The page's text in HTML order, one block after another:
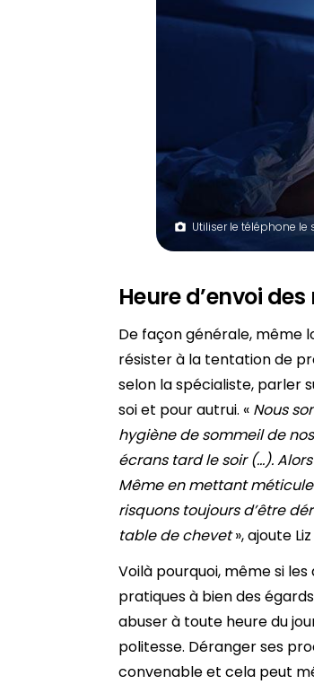
Utiliser le téléphone
Heure d’envoi
De façon générale, même
résister à la tentation de
selon la spécialiste, parler
soi et pour autrui. « Nous
hygiène de sommeil de
écrans tard le soir (…).
Même en mettant
risquons toujours d’être
table de chevet», ajoute
Voilà pourquoi, même si
pratiques à bien des
abuser à toute heure du
politesse. Déranger ses
convenable et cela peut